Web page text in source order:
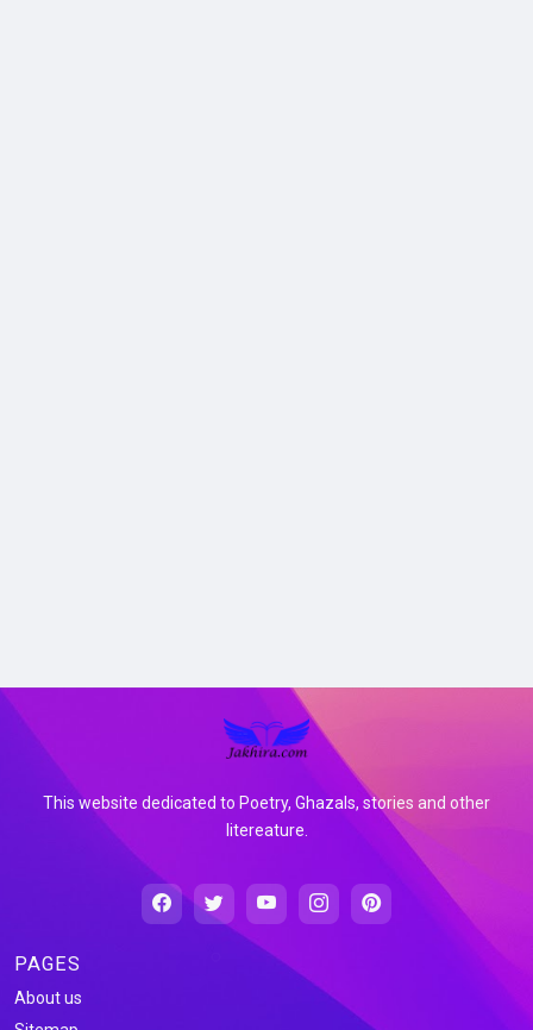
This website dedicated to Poetry, Ghazals, stories and other
litereature.
PAGES
About us